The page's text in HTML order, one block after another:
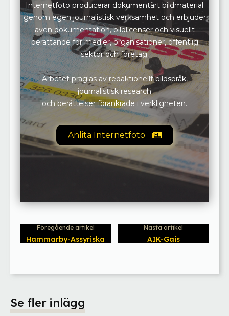
Internetfoto producerar dokumentärt bildmaterial
genom egen journalistisk verksamhet och erbjuder
även dokumentation, bildlicenser och visuellt
berättande för medier, organisationer, offentlig
sektor och företag.
Arbetet präglas av redaktionellt bildspråk,
journalistisk research
och berättelser förankrade i verkligheten.
Anlita Internetfoto
Föregående artikel
Hammarby-Assyriska
Nästa artikel
AIK-Gais
Se fler inlägg